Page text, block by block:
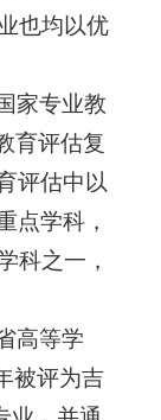
也均以优
家专业教
育评估复
评估中以
点学科，
科之一，
高等学
被评为吉